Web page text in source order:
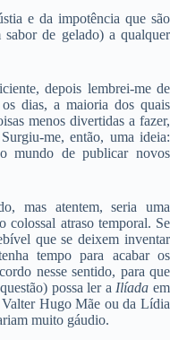
e da impotência que são
sabor de gelado) a qualquer
depois lembrei-me de
dias, a maioria dos quais
menos divertidas a fazer,
me, então, uma ideia:
mundo de publicar novos
mas atentem, seria uma
colossal atraso temporal. Se
que se deixem inventar
tempo para acabar os
nesse sentido, para que
possa ler a Ilíada em
Valter Hugo Mãe ou da Lídia
muito gáudio.